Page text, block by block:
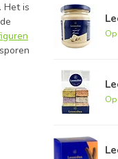
Het is